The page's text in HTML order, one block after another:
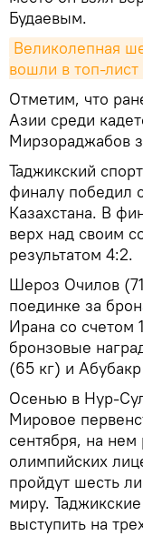
Будаевым.
Великолепная
вошли в топ-лист
Отметим, что
Азии среди
Мирзораджабов
Таджикский
финалу победил
Казахстана. В
верх над своим
результатом 4:2.
Шероз Очилов
поединке за
Ирана со счетом
бронзовые
(65 кг) и
Осенью в Нур-
Мировое
сентября, на
олимпийских
пройдут шесть
миру.
выступить на